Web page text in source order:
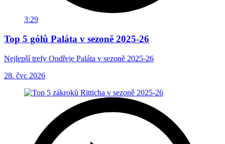
3:29
Top 5 gólů Paláta v sezoně 2025-26
Nejlepší trefy Ondřeje Paláta v sezoně 2025-26
28. čvc 2026